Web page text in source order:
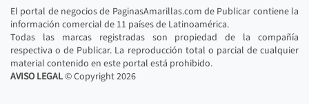
El portal de negocios de PaginasAmarillas.com de Publicar contiene la
información comercial de 11 países de Latinoamérica.
Todas las marcas registradas son propiedad de la compañía
respectiva o de Publicar. La reproducción total o parcial de cualquier
material contenido en este portal está prohibido.
AVISO LEGAL© Copyright2026